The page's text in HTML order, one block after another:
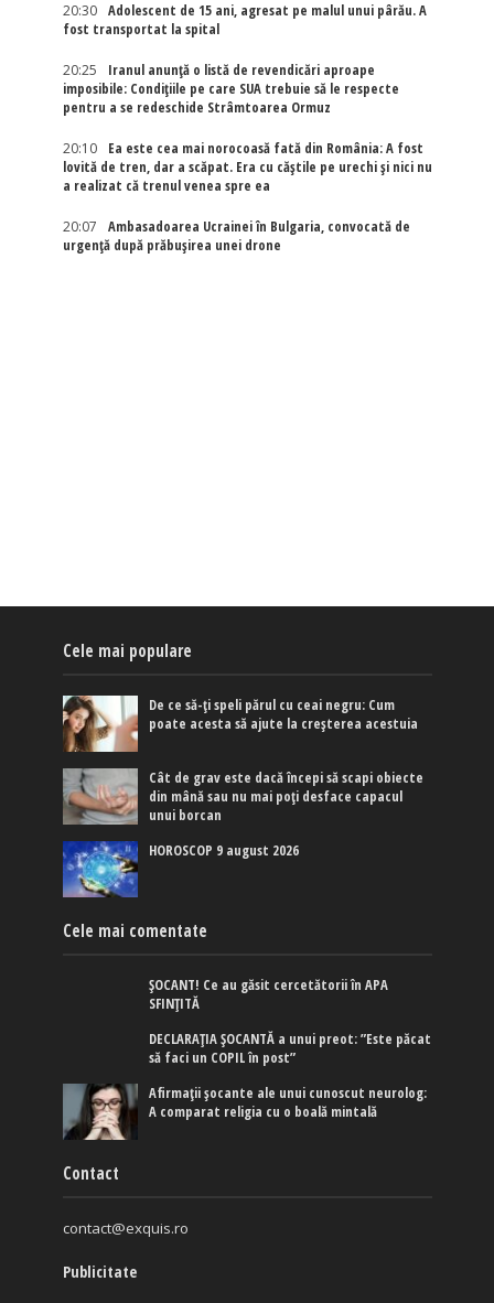
20:30
Adolescent de 15 ani, agresat pe malul unui pârău. A
fost transportat la spital
20:25
Iranul anunță o listă de revendicări aproape
imposibile: Condițiile pe care SUA trebuie să le respecte
pentru a se redeschide Strâmtoarea Ormuz
20:10
Ea este cea mai norocoasă fată din România: A fost
lovită de tren, dar a scăpat. Era cu căștile pe urechi și nici nu
a realizat că trenul venea spre ea
20:07
Ambasadoarea Ucrainei în Bulgaria, convocată de
urgență după prăbușirea unei drone
Cele mai populare
De ce să-ți speli părul cu ceai negru: Cum
poate acesta să ajute la creșterea acestuia
Cât de grav este dacă începi să scapi obiecte
din mână sau nu mai poți desface capacul
unui borcan
HOROSCOP 9 august 2026
Cele mai comentate
ȘOCANT! Ce au găsit cercetătorii în APA
SFINȚITĂ
DECLARAȚIA ȘOCANTĂ a unui preot: ”Este păcat
să faci un COPIL în post”
Afirmaţii şocante ale unui cunoscut neurolog:
A comparat religia cu o boală mintală
Contact
contact@exquis.ro
Publicitate